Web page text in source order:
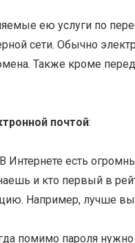
ею услуги по
сети. Обычно
Также кроме
почтой:
есть
и кто первый в
Например, лучше
помимо пароля